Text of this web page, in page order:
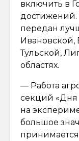
включить в
достижений.
передан
Ивановской,
Тульской,
областях.
— Работа
секций «Дня
на
большое